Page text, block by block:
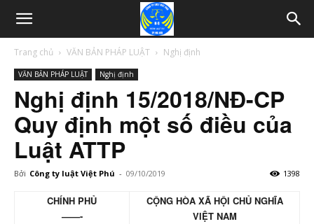
Trang chủ VĂN BẢN PHÁP LUẬT Nghị định
VĂN BẢN PHÁP LUẬT Nghị định
Nghị định 15/2018/NĐ-CP
Quy định một số điều của
Luật ATTP
Bởi Công ty luật Việt Phú - 09/10/2019 1398
CHÍNH PHỦ
——-
CỘNG HÒA XÃ HỘI CHỦ NGHĨA
VIỆT NAM